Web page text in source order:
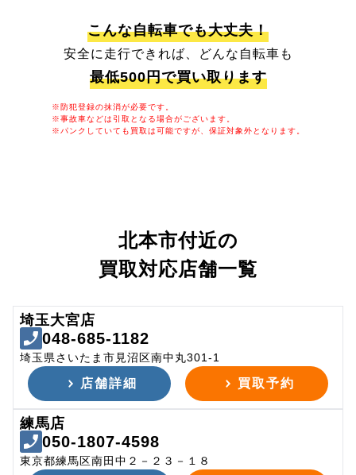
こんな自転車でも大丈夫！
安全に走行できれば、どんな自転車も
最低500円で買い取ります
※防犯登録の抹消が必要です。
※事故車などは引取となる場合がございます。
※パンクしていても買取は可能ですが、保証対象外となります。
北本市付近の
買取対応店舗一覧
埼玉大宮店
048-685-1182
埼玉県さいたま市見沼区南中丸301-1
店舗詳細 買取予約
練馬店
050-1807-4598
東京都練馬区南田中２－２３－１８